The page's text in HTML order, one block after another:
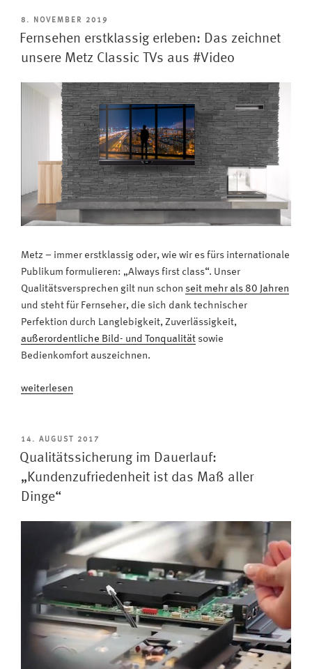
Germany“:
Deutschland
mit
VERÖFFENTLICHT
AM
8. NOVEMBER 2019
Fernsehen erstklassig erleben: Das zeichnet
unsere Metz Classic TVs aus #Video
Metz – immer erstklassig oder, wie wir es fürs internationale
Publikum formulieren: „Always first class“. Unser
Qualitätsversprechen gilt nun schon seit mehr als 80 Jahren
und steht für Fernseher, die sich dank technischer
Perfektion durch Langlebigkeit, Zuverlässigkeit,
außerordentliche Bild- und Tonqualität sowie
Bedienkomfort auszeichnen.
„Fernsehen
Das
zeichnet
unsere
Classic
TVs
weiterlesen
VERÖFFENTLICHT
AM
14. AUGUST 2017
Qualitätssicherung im Dauerlauf:
„Kundenzufriedenheit ist das Maß aller
Dinge“